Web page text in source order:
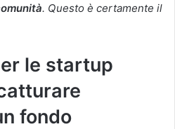
. Questo è certamente il
le startup
fondo